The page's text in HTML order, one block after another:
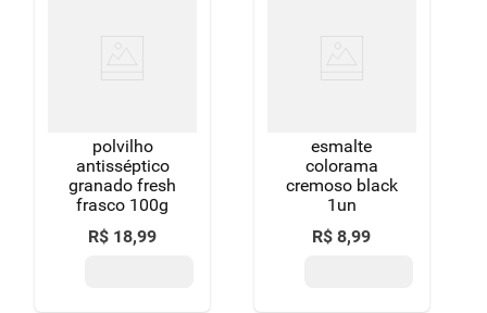
polvilho
antisséptico
granado fresh
frasco 100g
R$ 18,99
esmalte
colorama
cremoso black
1un
R$ 8,99